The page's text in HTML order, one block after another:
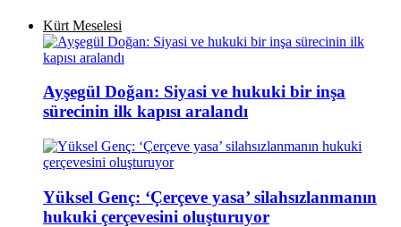
Kürt Meselesi
Ayşegül Doğan: Siyasi ve hukuki bir inşa
sürecinin ilk kapısı aralandı
Yüksel Genç: ‘Çerçeve yasa’ silahsızlanmanın
hukuki çerçevesini oluşturuyor